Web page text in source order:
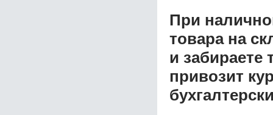
При
товара на
и забираете
привозит